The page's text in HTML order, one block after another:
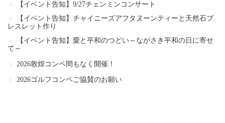
【イベント告知】9/27チェンミンコンサート
【イベント告知】チャイニーズアフタヌーンティーと天然石ブ
レスレット作り
【イベント告知】愛と平和のつどい～ながさき平和の日に寄せ
て～
2026敦煌コンペ間もなく開催！
2026ゴルフコンペご協賛のお願い